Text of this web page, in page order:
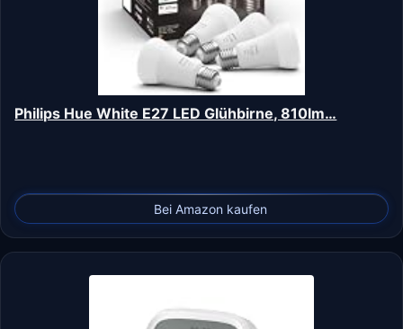
Philips Hue White E27 LED Glühbirne, 810lm…
Bei Amazon kaufen